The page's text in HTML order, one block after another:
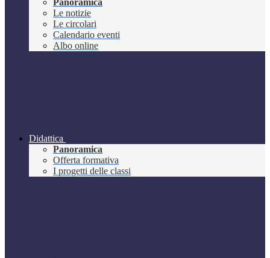
Panoramica
Le notizie
Le circolari
Calendario eventi
Albo online
Didattica
Panoramica
Offerta formativa
I progetti delle classi